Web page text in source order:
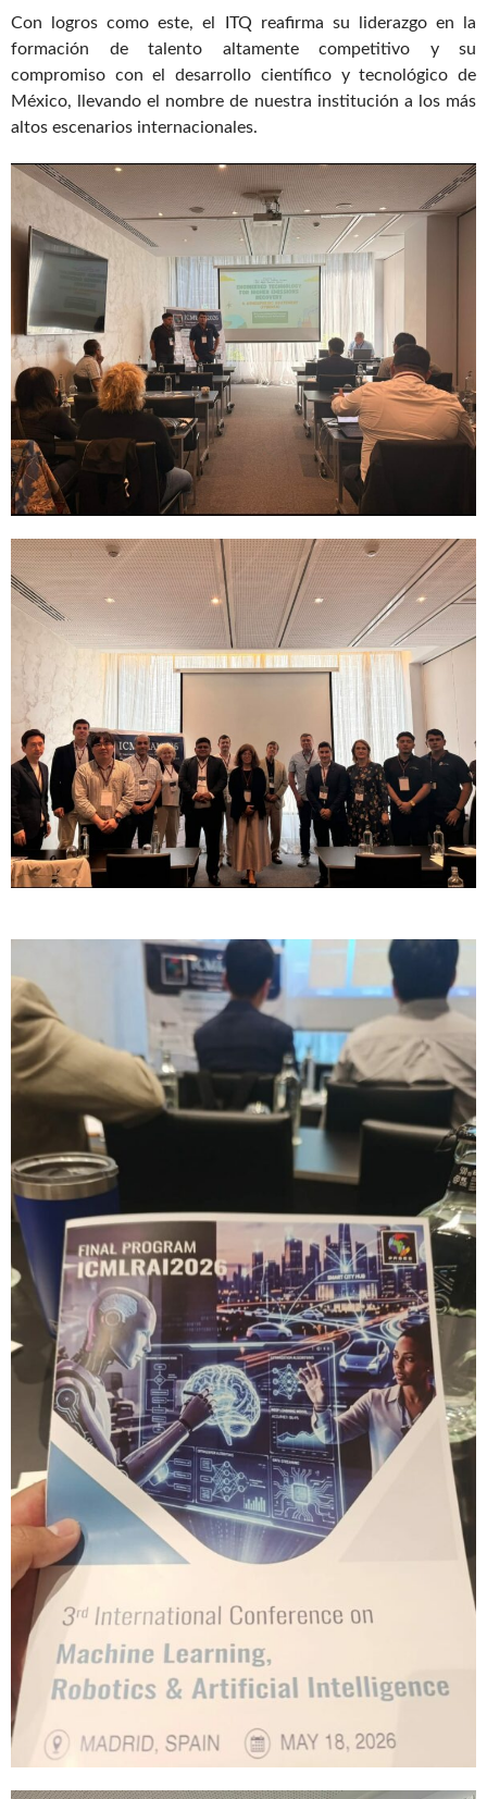
Con logros como este, el ITQ reafirma su liderazgo en la
formación de talento altamente competitivo y su
compromiso con el desarrollo científico y tecnológico de
México, llevando el nombre de nuestra institución a los más
altos escenarios internacionales.